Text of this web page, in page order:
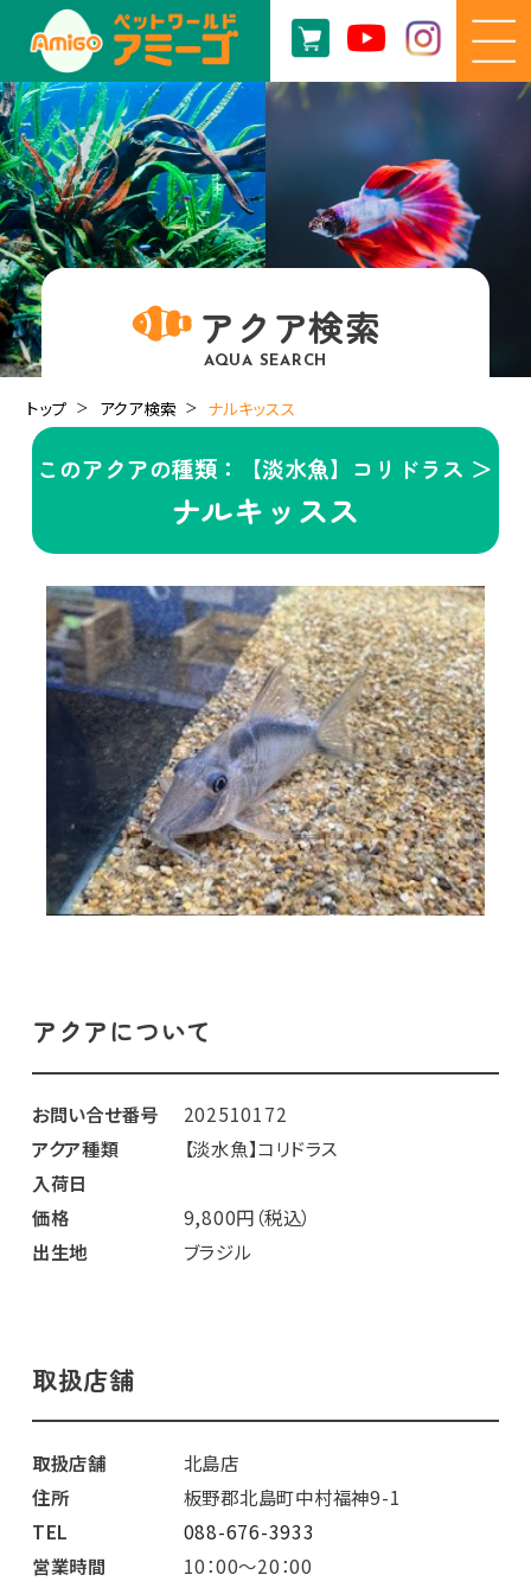
アクア検索
AQUA SEARCH
トップ アクア検索 ナルキッスス
このアクアの種類：【淡水魚】コリドラス ＞
ナルキッスス
アクアについて
お問い合せ番号
202510172
アクア種類
【淡水魚】コリドラス
入荷日
価格
9,800円（税込）
出生地
ブラジル
取扱店舗
取扱店舗
北島店
住所
板野郡北島町中村福神9-1
TEL
088-676-3933
営業時間
10：00～20：00